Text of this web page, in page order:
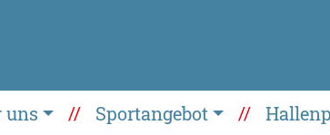
uns Sportangebot